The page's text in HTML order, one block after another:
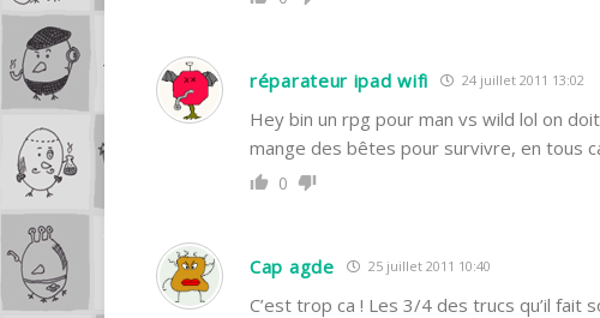
réparateur ipad wifi 24 juillet 2011 13:02
Hey bin un rpg pour man vs wild lol on
mange des bêtes pour survivre, en tous
0
Cap agde 25 juillet 2011 10:40
C’est trop ca ! Les 3/4 des trucs qu’il